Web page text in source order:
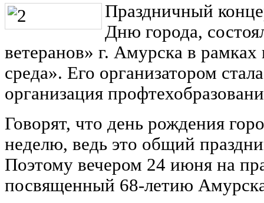
Праздничный
Дню города,
ветеранов» г. Амурска в рамках
среда». Его организатором
организация
Говорят, что день рождения
неделю, ведь это общий
Поэтому вечером 24 июня на
посвященный 68-летию